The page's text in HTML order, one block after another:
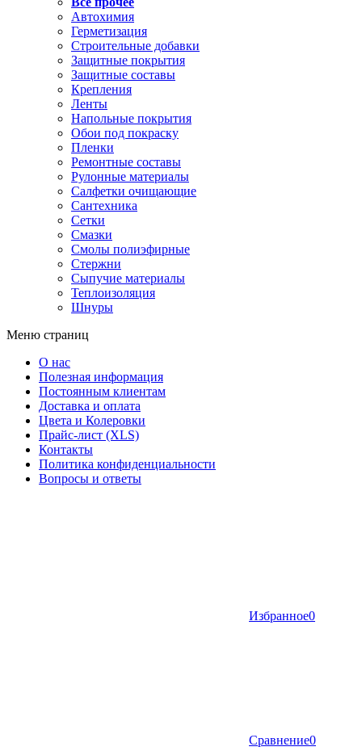
Автохимия
Герметизация
Строительные добавки
Защитные покрытия
Защитные составы
Крепления
Ленты
Напольные покрытия
Обои под покраску
Пленки
Ремонтные составы
Рулонные материалы
Салфетки очищающие
Сантехника
Сетки
Смазки
Смолы полиэфирные
Стержни
Сыпучие материалы
Теплоизоляция
Шнуры
Меню страниц
О нас
Полезная информация
Постоянным клиентам
Доставка и оплата
Цвета и Колеровки
Прайс-лист (XLS)
Контакты
Политика конфиденциальности
Вопросы и ответы
Избранное0
Сравнение0